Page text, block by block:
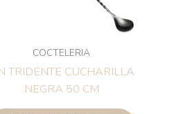
COCTELERIA
TRIDENTE CUCHARILLA
NEGRA 50 CM